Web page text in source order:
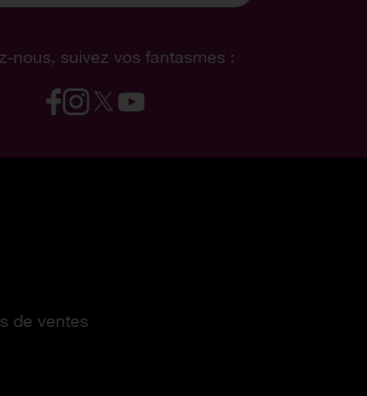
nous, suivez vos fantasmes :
de ventes